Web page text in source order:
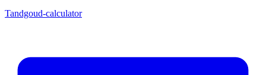
Tandgoud-calculator